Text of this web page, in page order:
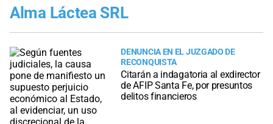
Alma Láctea SRL
DENUNCIA EN EL JUZGADO DE
RECONQUISTA
Citarán a indagatoria al exdirector
de AFIP Santa Fe, por presuntos
delitos financieros